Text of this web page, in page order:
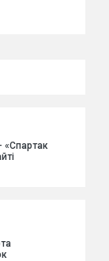
«Спартак